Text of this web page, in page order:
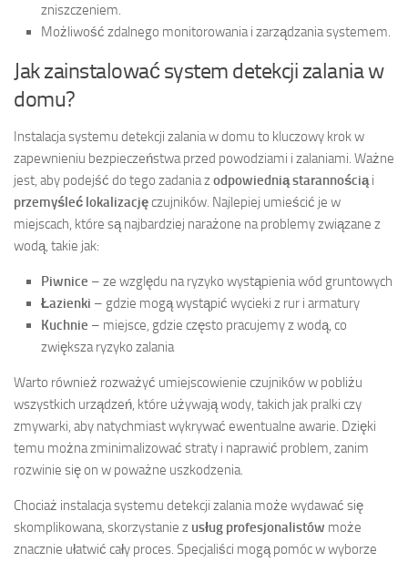
zniszczeniem.
Możliwość zdalnego monitorowania i zarządzania systemem.
Jak zainstalować system detekcji zalania w
domu?
Instalacja systemu detekcji zalania w domu to kluczowy krok w
zapewnieniu bezpieczeństwa przed powodziami i zalaniami. Ważne
jest, aby podejść do tego zadania zodpowiednią starannością i
przemyśleć lokalizacjęczujników. Najlepiej umieścić je w
miejscach, które są najbardziej narażone na problemy związane z
wodą, takie jak:
Piwnice – ze względu na ryzyko wystąpienia wód gruntowych
Łazienki – gdzie mogą wystąpić wycieki z rur i armatury
Kuchnie – miejsce, gdzie często pracujemy z wodą, co
zwiększa ryzyko zalania
Warto również rozważyć umiejscowienie czujników w pobliżu
wszystkich urządzeń, które używają wody, takich jak pralki czy
zmywarki, aby natychmiast wykrywać ewentualne awarie. Dzięki
temu można zminimalizować straty i naprawić problem, zanim
rozwinie się on w poważne uszkodzenia.
Chociaż instalacja systemu detekcji zalania może wydawać się
skomplikowana, skorzystanie z usług profesjonalistów może
znacznie ułatwić cały proces. Specjaliści mogą pomóc w wyborze